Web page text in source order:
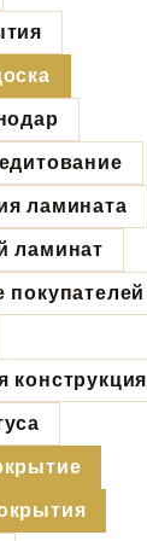
ламината
ламинат
покупателей
конструкция